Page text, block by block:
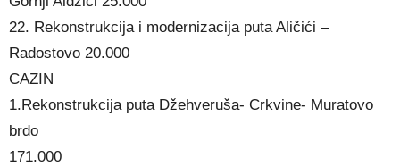
22. Rekonstrukcija i modernizacija puta Aličići –
Radostovo 20.000
CAZIN
1.Rekonstrukcija puta Džehveruša- Crkvine- Muratovo
brdo
171.000